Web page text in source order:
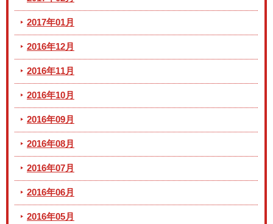
2017年01月
2016年12月
2016年11月
2016年10月
2016年09月
2016年08月
2016年07月
2016年06月
2016年05月